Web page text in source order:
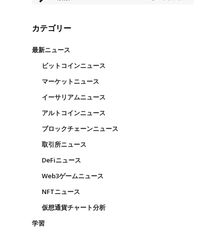
カテゴリー
最新ニュース
ビットコインニュース
マーケットニュース
イーサリアムニュース
アルトコインニュース
ブロックチェーンニュース
取引所ニュース
DeFiニュース
Web3ゲームニュース
NFTニュース
仮想通貨チャート分析
学習